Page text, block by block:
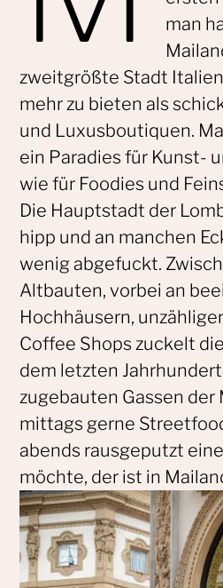
man
zweitgrößte Stadt
mehr zu bieten als
und Luxusboutiquen.
ein Paradies für Kunst-
wie für Foodies und
Die Hauptstadt der
hipp und an manchen
wenig abgefuckt.
Altbauten, vorbei an
Hochhäusern,
Coffee Shops zuckelt
dem letzten
zugebauten Gassen der
mittags gerne
abends rausgeputzt
möchte, der ist in